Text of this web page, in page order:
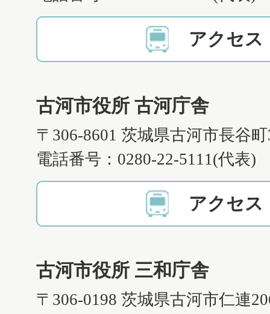
アクセス
古河市役所 古河庁舎
〒306-8601 茨城県古河市長谷
電話番号：0280-22-5111(代表)
アクセス
古河市役所 三和庁舎
〒306-0198 茨城県古河市仁連